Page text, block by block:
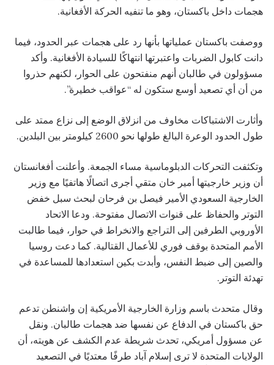
هجمات داخل باكستان، وهو ما تنفيه الحركة الأفغانية.
ووصفت باكستان عملياتها بأنها رد على هجمات عبر الحدود، فيما
دانت كابول الضربات واعتبرتها انتهاكًا للسيادة الأفغانية. وأكد
مسؤولون في طالبان أنهم منفتحون على الحوار، لكنهم حذروا
من أن أي تصعيد أوسع ستكون له “عواقب خطيرة”.
وأثارت الاشتباكات مخاوف من انزلاق الوضع إلى نزاع ممتد على
طول الحدود الوعرة البالغ طولها نحو 2600 كيلومتر بين البلدين.
وتكثفت التحركات الدبلوماسية مساء الجمعة. وأعلنت أفغانستان
أن وزير خارجيتها أمير خان متقي أجرى اتصالًا هاتفيًا مع وزير
الخارجية السعودي الأمير فيصل بن فرحان لبحث سبل خفض
التوتر والحفاظ على قنوات الاتصال مفتوحة. ودعا الاتحاد
الأوروبي الطرفين إلى التراجع والانخراط في حوار، فيما طالبت
الأمم المتحدة بوقف فوري للأعمال القتالية. كما دعت روسيا
والصين إلى ضبط النفس، وأبدت بكين استعدادها للمساعدة في
تهدئة التوتر.
وقال متحدث باسم وزارة الخارجية الأمريكية إن واشنطن تدعم
حق باكستان في الدفاع عن نفسها ضد هجمات طالبان. ونقل
عن مسؤول أمريكي، تحدث شريطة عدم الكشف عن هويته، أن
الولايات المتحدة لا ترى إسلام آباد طرفًا معتديًا في التصعيد